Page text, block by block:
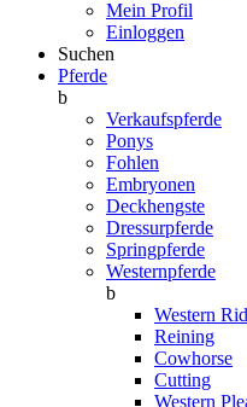
Mein Profil
Einloggen
Suchen
Pferde
b
Verkaufspferde
Ponys
Fohlen
Embryonen
Deckhengste
Dressurpferde
Springpferde
Westernpferde
b
Western
Reining
Cowhorse
Cutting
Western